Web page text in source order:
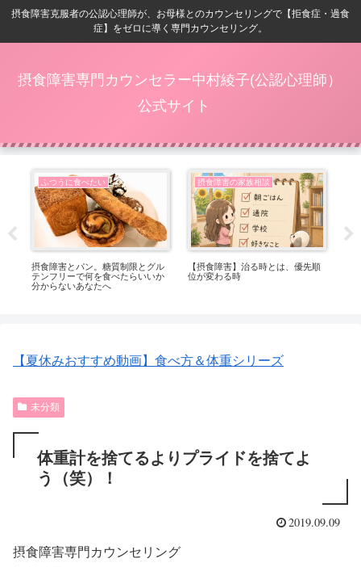
摂食障害克服者の公認心理師が、お母様とのカウンセリングで【拒食症・過食
症】をゼロに導く専門カウンセリング。
摂食障害専門カウンセラー中村綾子(公認心理師）
公式サイト
ふつうに食べたい
摂食障害とパン。糖質制限とグル
テンフリーで何を食べたらいいか
分からないあなたへ
摂食障害の家族相談
【摂食障害】治る時とは、優先順
位が変わる時
【夏休みおすすめ動画】食べ方＆体重シリーズ
未分類
体重計を捨てるよりプライドを捨てよ
う（笑）！
2019.09.09
摂食障害専門カウンセリング